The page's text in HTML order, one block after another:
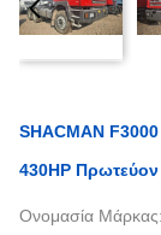
SHACMAN
430HP
Ονομασία Μάρκας: